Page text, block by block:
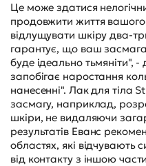
Це може здатися
продовжити життя
відлущувати шкіру два-
гарантує, що ваш
буде ідеально тьмяніти",
запобігає наростання
нанесенні". Лак для тіла
засмагу, наприклад,
шкіри, не видаляючи
результатів Еванс
областях, які відчувають
від контакту з іншою